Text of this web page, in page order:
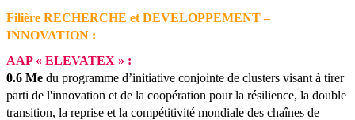
Filière RECHERCHE et DEVELOPPEMENT –
INNOVATION :
AAP « ELEVATEX » :
0.6 Me du programme d’initiative conjointe de clusters visant à tirer
parti de l'innovation et de la coopération pour la résilience, la double
transition, la reprise et la compétitivité mondiale des chaînes de